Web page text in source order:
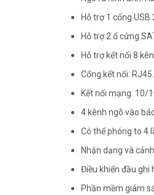
Hỗ trợ 1 cổng USB
Hỗ trợ 2 ổ cứng
Hỗ trợ kết nối 8
Cổng kết nối: RJ45.
Kết nối mạng: 10/
4 kênh ngõ vào
Có thể phóng to 4
Nhận dạng và
Điều khiển đầu ghi
Phần mềm giám